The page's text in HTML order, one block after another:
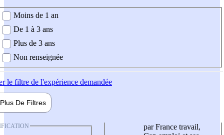
demandée
Moins de 1 an
De 1 à 3 ans
Plus de 3 ans
Non renseignée
le filtre de l'expérience demandée
Plus De Filtres
par France travail,